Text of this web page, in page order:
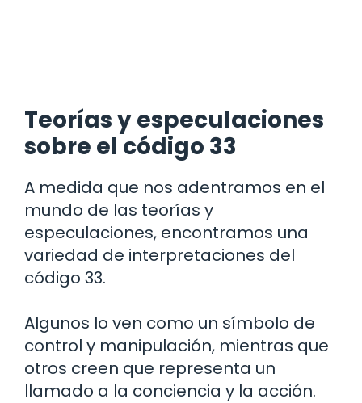
Teorías y especulaciones
sobre el código 33
A medida que nos adentramos en el
mundo de las teorías y
especulaciones, encontramos una
variedad de interpretaciones del
código 33.
Algunos lo ven como un símbolo de
control y manipulación, mientras que
otros creen que representa un
llamado a la conciencia y la acción.